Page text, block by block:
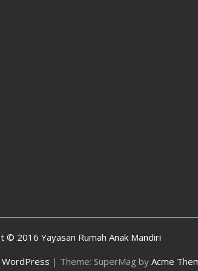
© 2016 Yayasan Rumah Anak Mandiri
| Theme: SuperMag by Acme